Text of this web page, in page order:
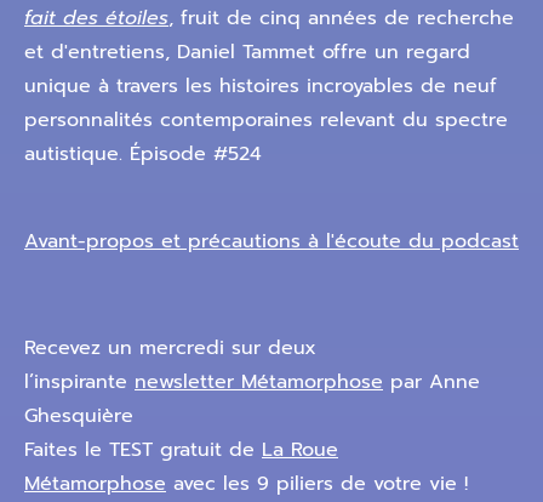
fait des étoiles, fruit de cinq années de recherche
et d'entretiens, Daniel Tammet offre un regard
unique à travers les histoires incroyables de neuf
personnalités contemporaines relevant du spectre
autistique. Épisode #524
Avant-propos et précautions à l'écoute du podcast
Recevez un mercredi sur deux
l’inspirante newsletter Métamorphose par Anne
Ghesquière
Faites le TEST gratuit de La Roue
Métamorphose avec les 9 piliers de votre vie !